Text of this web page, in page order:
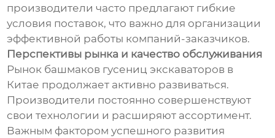
производители часто предлагают гибкие
условия поставок, что важно для организации
эффективной работы компаний-заказчиков.
Перспективы рынка и качество обслуживания
Рынок башмаков гусениц экскаваторов в
Китае продолжает активно развиваться.
Производители постоянно совершенствуют
свои технологии и расширяют ассортимент.
Важным фактором успешного развития